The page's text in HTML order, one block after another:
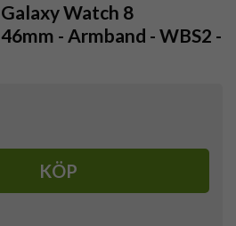
Watch 8
- Armband - WBS2 -
KÖP